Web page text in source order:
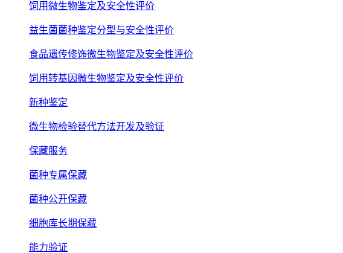
饲用微生物鉴定及安全性评价
益生菌菌种鉴定分型与安全性评价
食品遗传修饰微生物鉴定及安全性评价
饲用转基因微生物鉴定及安全性评价
新种鉴定
微生物检验替代方法开发及验证
保藏服务
菌种专属保藏
菌种公开保藏
细胞库长期保藏
能力验证